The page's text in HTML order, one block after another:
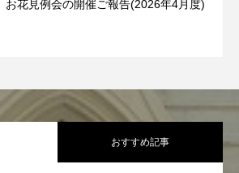
プライバシーポリシー
お花見例会の開催ご報告(2026年4月度)
おすすめ記事